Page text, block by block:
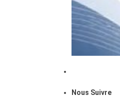
Nous Suivre